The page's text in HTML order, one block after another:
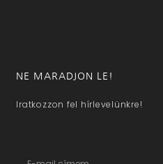
NE MARADJON LE!
Iratkozzon fel hírlevelünkre!